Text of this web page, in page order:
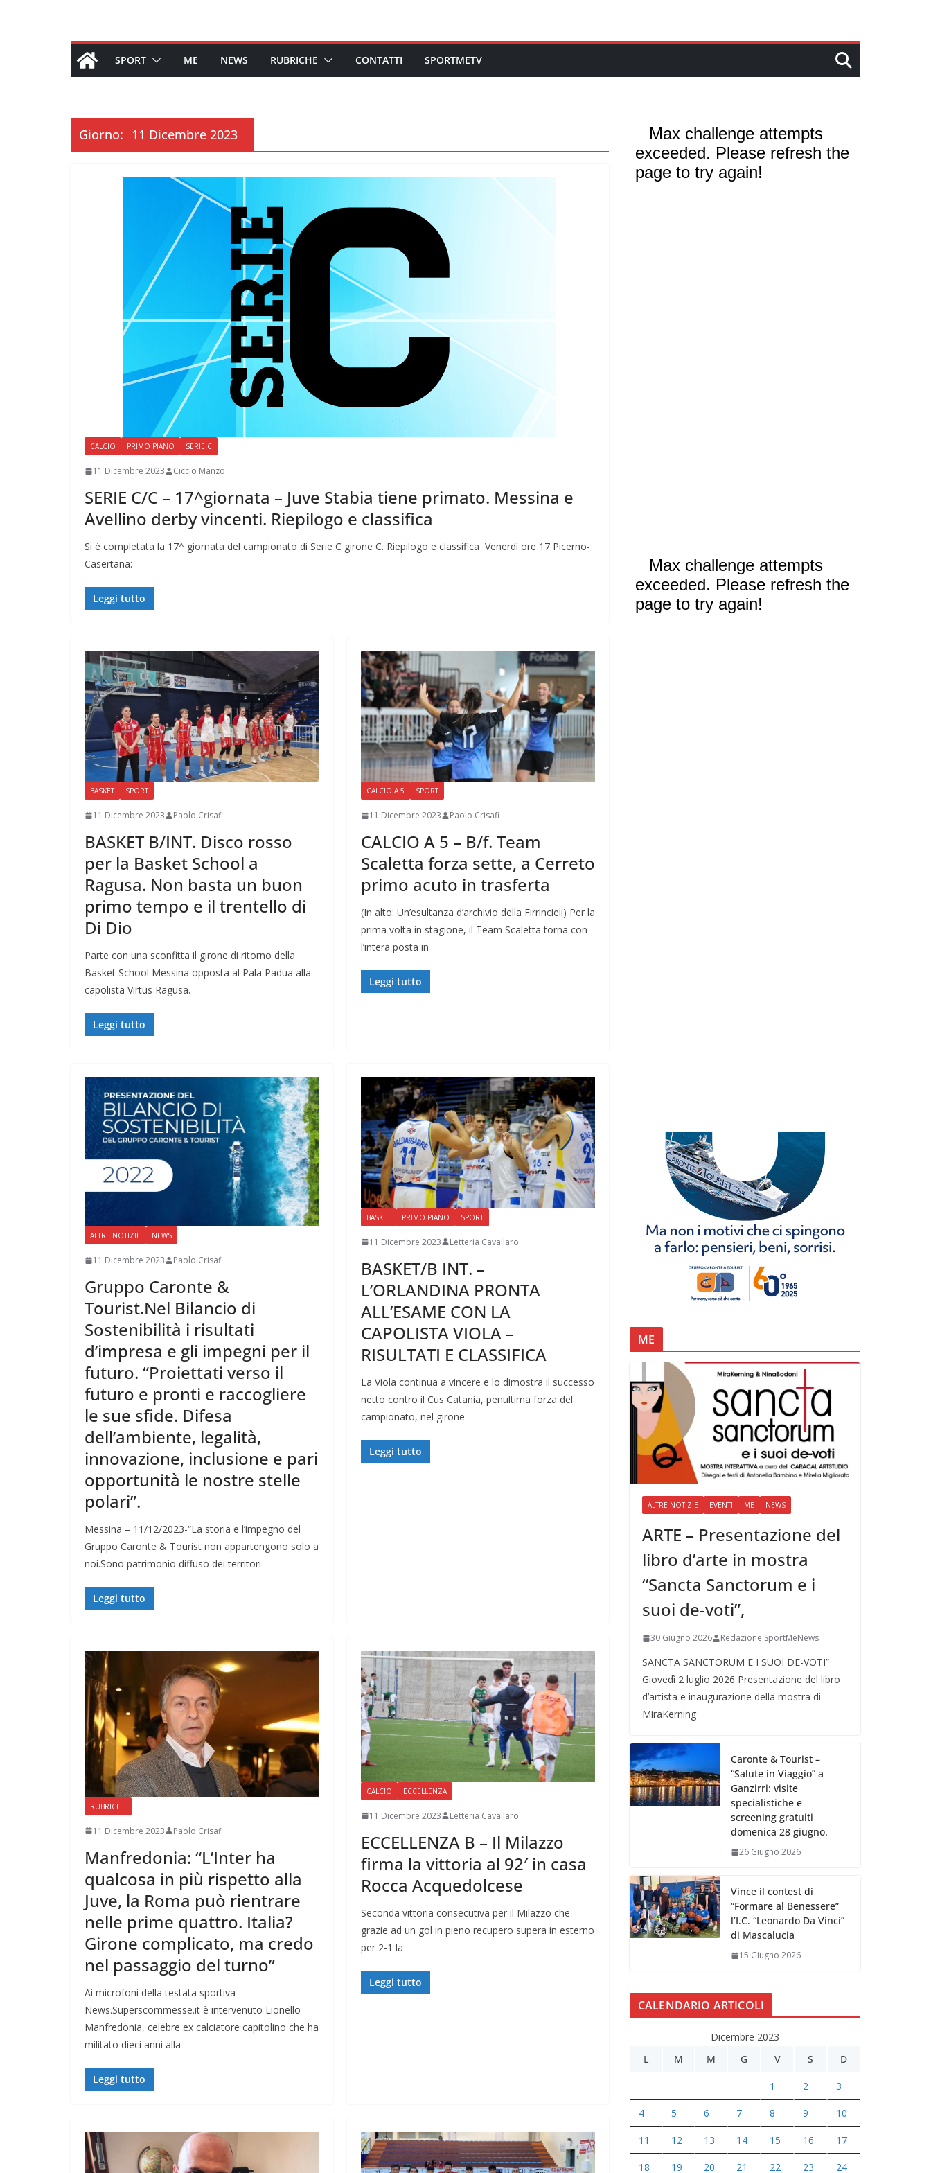
SPORT ME NEWS RUBRICHE CONTATTI SPORTMETV
Giorno: 11 Dicembre 2023
CALCIO PRIMO PIANO SERIE C
11 Dicembre 2023 Ciccio Manzo
SERIE C/C – 17^giornata – Juve Stabia tiene primato. Messina e
Avellino derby vincenti. Riepilogo e classifica
Si è completata la 17^ giornata del campionato di Serie C girone C. Riepilogo e classifica Venerdì ore 17 Picerno-
Casertana:
Leggi tutto
BASKET SPORT
11 Dicembre 2023 Paolo Crisafi
BASKET B/INT. Disco rosso
per la Basket School a
Ragusa. Non basta un buon
primo tempo e il trentello di
Di Dio
Parte con una sconfitta il girone di ritorno della
Basket School Messina opposta al Pala Padua alla
capolista Virtus Ragusa.
Leggi tutto
CALCIO A 5 SPORT
11 Dicembre 2023 Paolo Crisafi
CALCIO A 5 – B/f. Team
Scaletta forza sette, a Cerreto
primo acuto in trasferta
(In alto: Un’esultanza d’archivio della Firrincieli) Per la
prima volta in stagione, il Team Scaletta torna con
l’intera posta in
Leggi tutto
ALTRE NOTIZIE NEWS
11 Dicembre 2023 Paolo Crisafi
Gruppo Caronte &
Tourist.Nel Bilancio di
Sostenibilità i risultati
d’impresa e gli impegni per il
futuro. “Proiettati verso il
futuro e pronti e raccogliere
le sue sfide. Difesa
dell’ambiente, legalità,
innovazione, inclusione e pari
opportunità le nostre stelle
polari”.
Messina – 11/12/2023-“La storia e l’impegno del
Gruppo Caronte & Tourist non appartengono solo a
noi.Sono patrimonio diffuso dei territori
Leggi tutto
BASKET PRIMO PIANO SPORT
11 Dicembre 2023 Letteria Cavallaro
BASKET/B INT. –
L’ORLANDINA PRONTA
ALL’ESAME CON LA
CAPOLISTA VIOLA –
RISULTATI E CLASSIFICA
La Viola continua a vincere e lo dimostra il successo
netto contro il Cus Catania, penultima forza del
campionato, nel girone
Leggi tutto
RUBRICHE
11 Dicembre 2023 Paolo Crisafi
Manfredonia: “L’Inter ha
qualcosa in più rispetto alla
Juve, la Roma può rientrare
nelle prime quattro. Italia?
Girone complicato, ma credo
nel passaggio del turno”
Ai microfoni della testata sportiva
News.Superscommesse.it è intervenuto Lionello
Manfredonia, celebre ex calciatore capitolino che ha
militato dieci anni alla
Leggi tutto
CALCIO ECCELLENZA
11 Dicembre 2023 Letteria Cavallaro
ECCELLENZA B – Il Milazzo
firma la vittoria al 92′ in casa
Rocca Acquedolcese
Seconda vittoria consecutiva per il Milazzo che
grazie ad un gol in pieno recupero supera in esterno
per 2-1 la
Leggi tutto
ME
ALTRE NOTIZIE EVENTI ME NEWS
ARTE – Presentazione del
libro d’arte in mostra
“Sancta Sanctorum e i
suoi de-voti”,
30 Giugno 2026 Redazione SportMeNews
SANCTA SANCTORUM E I SUOI DE-VOTI”
Giovedì 2 luglio 2026 Presentazione del libro
d’artista e inaugurazione della mostra di
MiraKerning
Caronte & Tourist –
“Salute in Viaggio” a
Ganzirri: visite
specialistiche e
screening gratuiti
domenica 28 giugno.
26 Giugno 2026
Vince il contest di
“Formare al Benessere”
l’I.C. “Leonardo Da Vinci”
di Mascalucia
15 Giugno 2026
CALENDARIO ARTICOLI
Dicembre 2023
L
M M G V S D
1 2 3
4 5 6 7 8 9 10
11 12 13 14 15 16 17
18 19 20 21 22 23 24